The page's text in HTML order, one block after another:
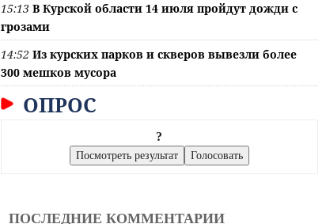
15:13 В Курской области 14 июля пройдут дожди с
грозами
14:52 Из курских парков и скверов вывезли более
300 мешков мусора
ОПРОС
?
ПОСЛЕДНИЕ КОММЕНТАРИИ